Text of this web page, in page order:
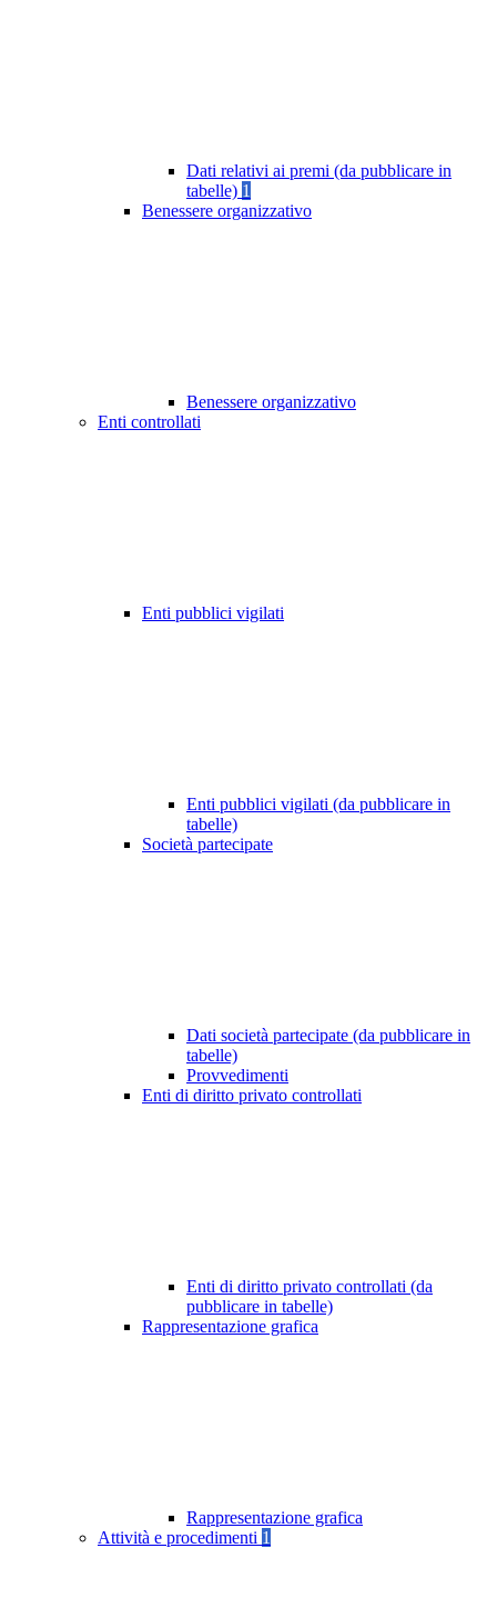
Dati relativi ai premi (da pubblicare in
tabelle) 1
Benessere organizzativo
Benessere organizzativo
Enti controllati
Enti pubblici vigilati
Enti pubblici vigilati (da pubblicare in
tabelle)
Società partecipate
Dati società partecipate (da pubblicare in
tabelle)
Provvedimenti
Enti di diritto privato controllati
Enti di diritto privato controllati (da
pubblicare in tabelle)
Rappresentazione grafica
Rappresentazione grafica
Attività e procedimenti 1